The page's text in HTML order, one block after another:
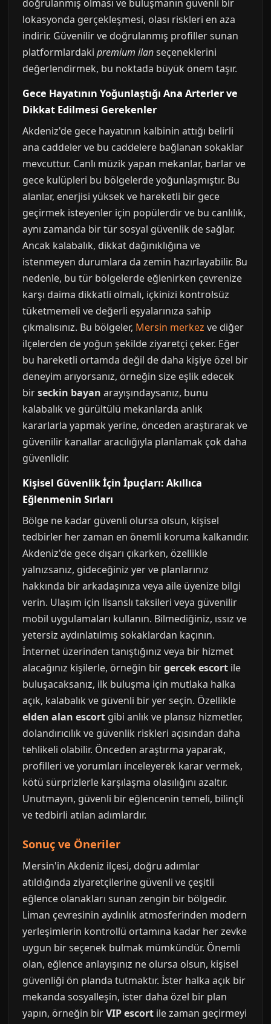
doğrulanmış olması ve buluşmanın güvenli bir
lokasyonda gerçekleşmesi, olası riskleri en aza
indirir. Güvenilir ve doğrulanmış profiller sunan
platformlardaki premium ilanseçeneklerini
değerlendirmek, bu noktada büyük önem taşır.
Gece Hayatının Yoğunlaştığı Ana Arterler ve
Dikkat Edilmesi Gerekenler
Akdeniz'de gece hayatının kalbinin attığı belirli
ana caddeler ve bu caddelere bağlanan sokaklar
mevcuttur. Canlı müzik yapan mekanlar, barlar ve
gece kulüpleri bu bölgelerde yoğunlaşmıştır. Bu
alanlar, enerjisi yüksek ve hareketli bir gece
geçirmek isteyenler için popülerdir ve bu canlılık,
aynı zamanda bir tür sosyal güvenlik de sağlar.
Ancak kalabalık, dikkat dağınıklığına ve
istenmeyen durumlara da zemin hazırlayabilir. Bu
nedenle, bu tür bölgelerde eğlenirken çevrenize
karşı daima dikkatli olmalı, içkinizi kontrolsüz
tüketmemeli ve değerli eşyalarınıza sahip
çıkmalısınız. Bu bölgeler, Mersin merkez ve diğer
ilçelerden de yoğun şekilde ziyaretçi çeker. Eğer
bu hareketli ortamda değil de daha kişiye özel bir
deneyim arıyorsanız, örneğin size eşlik edecek
birseckin bayan arayışındaysanız, bunu
kalabalık ve gürültülü mekanlarda anlık
kararlarla yapmak yerine, önceden araştırarak ve
güvenilir kanallar aracılığıyla planlamak çok daha
güvenlidir.
Kişisel Güvenlik İçin İpuçları: Akıllıca
Eğlenmenin Sırları
Bölge ne kadar güvenli olursa olsun, kişisel
tedbirler her zaman en önemli koruma kalkanıdır.
Akdeniz'de gece dışarı çıkarken, özellikle
yalnızsanız, gideceğiniz yer ve planlarınız
hakkında bir arkadaşınıza veya aile üyenize bilgi
verin. Ulaşım için lisanslı taksileri veya güvenilir
mobil uygulamaları kullanın. Bilmediğiniz, ıssız ve
yetersiz aydınlatılmış sokaklardan kaçının.
İnternet üzerinden tanıştığınız veya bir hizmet
alacağınız kişilerle, örneğin birgercek escort ile
buluşacaksanız, ilk buluşma için mutlaka halka
açık, kalabalık ve güvenli bir yer seçin. Özellikle
elden alan escort gibi anlık ve plansız hizmetler,
dolandırıcılık ve güvenlik riskleri açısından daha
tehlikeli olabilir. Önceden araştırma yaparak,
profilleri ve yorumları inceleyerek karar vermek,
kötü sürprizlerle karşılaşma olasılığını azaltır.
Unutmayın, güvenli bir eğlencenin temeli, bilinçli
ve tedbirli atılan adımlardır.
Sonuç ve Öneriler
Mersin'in Akdeniz ilçesi, doğru adımlar
atıldığında ziyaretçilerine güvenli ve çeşitli
eğlence olanakları sunan zengin bir bölgedir.
Liman çevresinin aydınlık atmosferinden modern
yerleşimlerin kontrollü ortamına kadar her zevke
uygun bir seçenek bulmak mümkündür. Önemli
olan, eğlence anlayışınız ne olursa olsun, kişisel
güvenliği ön planda tutmaktır. İster halka açık bir
mekanda sosyalleşin, ister daha özel bir plan
yapın, örneğin birVIP escort ile zaman geçirmeyi